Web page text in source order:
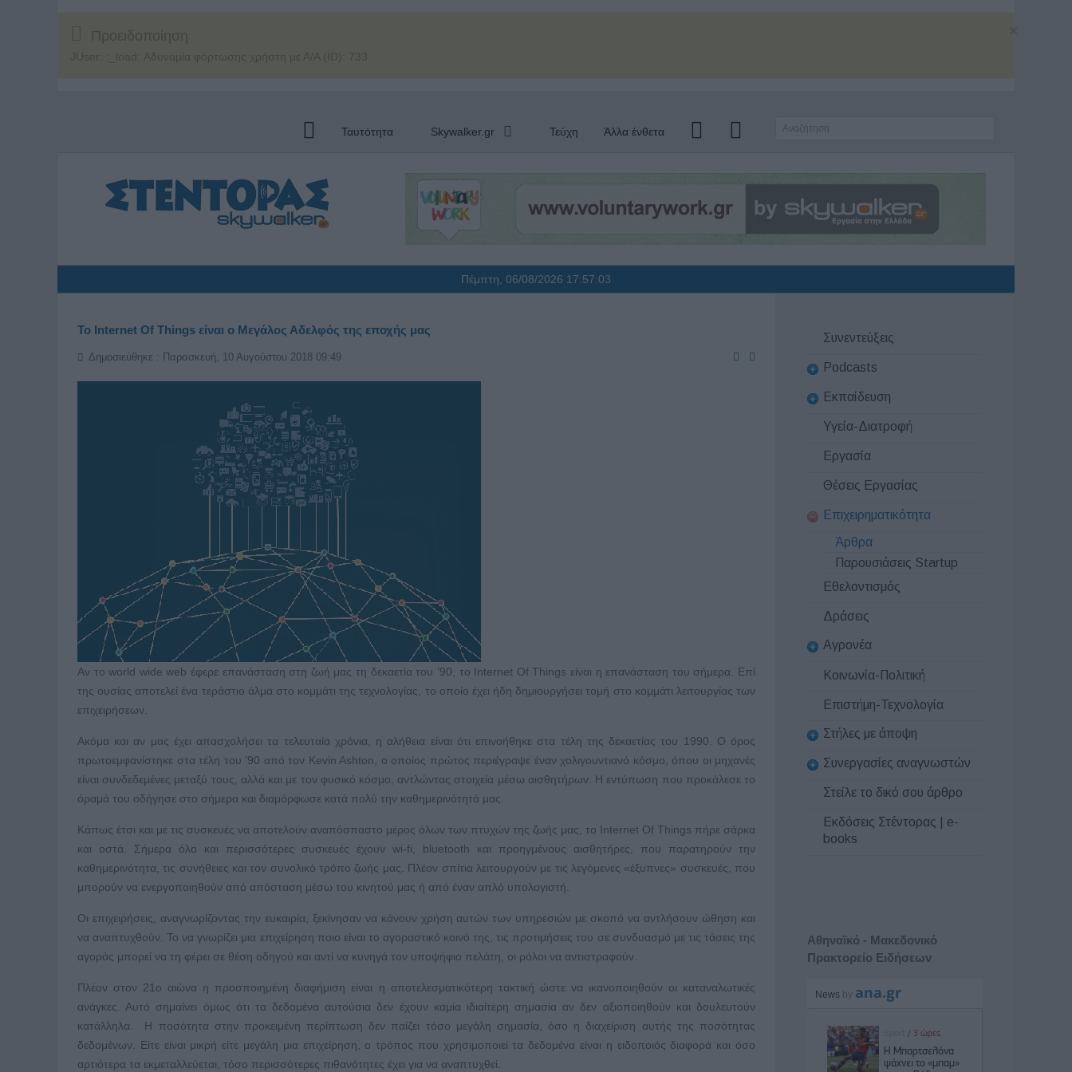
Προειδοποίηση
JUser: :_load: Αδυναμία φόρτωσης χρήστη με Α/Α (ID): 733
Ταυτότητα Skywalker.gr Τεύχη Άλλα ένθετα
Πέμπτη, 06/08/2026 17:57:03
Το Internet Of Things είναι ο Μεγάλος Αδελφός της εποχής μας
Δημοσιεύθηκε : Παρασκευή, 10 Αυγούστου 2018 09:49
Αν το world wide web έφερε επανάσταση στη ζωή μας τη δεκαετία του ’90, το Internet Of Things είναι η επανάσταση του σήμερα. Επί
της ουσίας αποτελεί ένα τεράστιο άλμα στο κομμάτι της τεχνολογίας, το οποίο έχει ήδη δημιουργήσει τομή στο κομμάτι λειτουργίας των
επιχειρήσεων.
Ακόμα και αν μας έχει απασχολήσει τα τελευταία χρόνια, η αλήθεια είναι ότι επινοήθηκε στα τέλη της δεκαετίας του 1990. Ο όρος
πρωτοεμφανίστηκε στα τέλη του ’90 από τον Kevin Ashton, ο οποίος πρώτος περιέγραψε έναν χολιγουντιανό κόσμο, όπου οι μηχανές
είναι συνδεδεμένες μεταξύ τους, αλλά και με τον φυσικό κόσμο, αντλώντας στοιχεία μέσω αισθητήρων. Η εντύπωση που προκάλεσε το
όραμά του οδήγησε στο σήμερα και διαμόρφωσε κατά πολύ την καθημερινότητά μας.
Κάπως έτσι και με τις συσκευές να αποτελούν αναπόσπαστο μέρος όλων των πτυχών της ζωής μας, το Internet Of Things πήρε σάρκα
και οστά. Σήμερα όλο και περισσότερες συσκευές έχουν wi-fi, bluetooth και προηγμένους αισθητήρες, που παρατηρούν την
καθημερινότητα, τις συνήθειες και τον συνολικό τρόπο ζωής μας. Πλέον σπίτια λειτουργούν με τις λεγόμενες «έξυπνες» συσκευές, που
μπορούν να ενεργοποιηθούν από απόσταση μέσω του κινητού μας ή από έναν απλό υπολογιστή.
Οι επιχειρήσεις, αναγνωρίζοντας την ευκαιρία, ξεκίνησαν να κάνουν χρήση αυτών των υπηρεσιών με σκοπό να αντλήσουν ώθηση και
να αναπτυχθούν. Το να γνωρίζει μια επιχείρηση ποιο είναι το αγοραστικό κοινό της, τις προτιμήσεις του σε συνδυασμό με τις τάσεις της
αγοράς μπορεί να τη φέρει σε θέση οδηγού και αντί να κυνηγά τον υποψήφιο πελάτη, οι ρόλοι να αντιστραφούν.
Πλέον στον 21ο αιώνα η προσποιημένη διαφήμιση είναι η αποτελεσματικότερη τακτική ώστε να ικανοποιηθούν οι καταναλωτικές
ανάγκες. Αυτό σημαίνει όμως ότι τα δεδομένα αυτούσια δεν έχουν καμία ιδιαίτερη σημασία αν δεν αξιοποιηθούν και δουλευτούν
κατάλληλα. Η ποσότητα στην προκειμένη περίπτωση δεν παίζει τόσο μεγάλη σημασία, όσο η διαχείριση αυτής της ποσότητας
δεδομένων. Είτε είναι μικρή είτε μεγάλη μια επιχείρηση, ο τρόπος που χρησιμοποιεί τα δεδομένα είναι η ειδοποιός διαφορά και όσο
αρτιότερα τα εκμεταλλεύεται, τόσο περισσότερες πιθανότητες έχει για να αναπτυχθεί.
Συνεντεύξεις
Podcasts
Εκπαίδευση
Υγεία-Διατροφή
Εργασία
Θέσεις Εργασίας
Επιχειρηματικότητα
Άρθρα
Παρουσιάσεις Startup
Εθελοντισμός
Δράσεις
Αγρονέα
Κοινωνία-Πολιτική
Επιστήμη-Τεχνολογία
Στήλες με άποψη
Συνεργασίες αναγνωστών
Στείλε το δικό σου άρθρο
Εκδόσεις Στέντορας | e-
books
Αθηναϊκό - Μακεδονικό
Πρακτορείο Ειδήσεων